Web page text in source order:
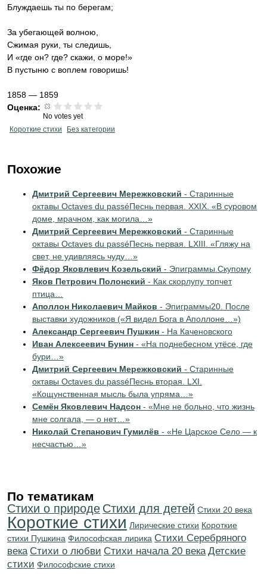
Блуждаешь ты по берегам;
За убегающей волною,
Сжимая руки, ты следишь,
И «где он? где? скажи, о море!»
В пустыню с воплем говоришь!
1858 — 1859
Оценка:
No votes yet
Короткие стихи
Без категории
Похожие
Дмитрий Сергеевич Мережковский - Старинные
октавы Octaves du passéПеснь первая. XXIX. «В суровом
доме, мрачном, как могила…»
Дмитрий Сергеевич Мережковский - Старинные
октавы Octaves du passéПеснь первая. LXIII. «Гляжу на
свет, не удивляясь чуду…»
Фёдор Яковлевич Козельский - Эпиграммы.Скупому
Яков Петрович Полонский - Как скорлупу топчет
птица…
Аполлон Николаевич Майков - Эпиграммы20. После
выставки художников («Я видел Бога в Аполлоне…»)
Александр Сергеевич Пушкин - На Каченовского
Иван Алексеевич Бунин - «На поднебесном утёсе, где
бури…»
Дмитрий Сергеевич Мережковский - Старинные
октавы Octaves du passéПеснь вторая. LXI.
«Кощунственная мысль была упряма…»
Семён Яковлевич Надсон - «Мне не больно, что жизнь
мне солгала, — о нет…»
Николай Степанович Гумилёв - «Не Царское Село — к
несчастью…»
По тематикам
Стихи о природе Стихи для детей Стихи 20 века
Короткие стихи Лирические стихи Короткие
стихи Пушкина Философская лирика Cтихи Серебряного
века Стихи о любви Cтихи начала 20 века Детские
стихи Философские стихи